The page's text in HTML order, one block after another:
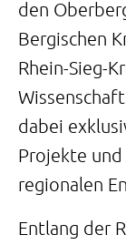
den
Bergischen
Rhein-Sieg-
dabei
Projekte
regionalen
Entlang der